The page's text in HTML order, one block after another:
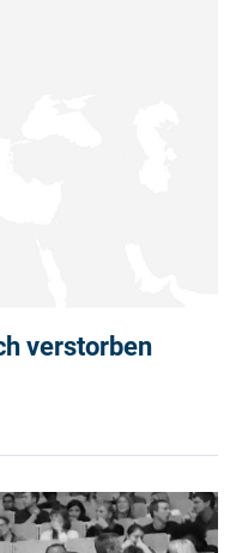
verstorben